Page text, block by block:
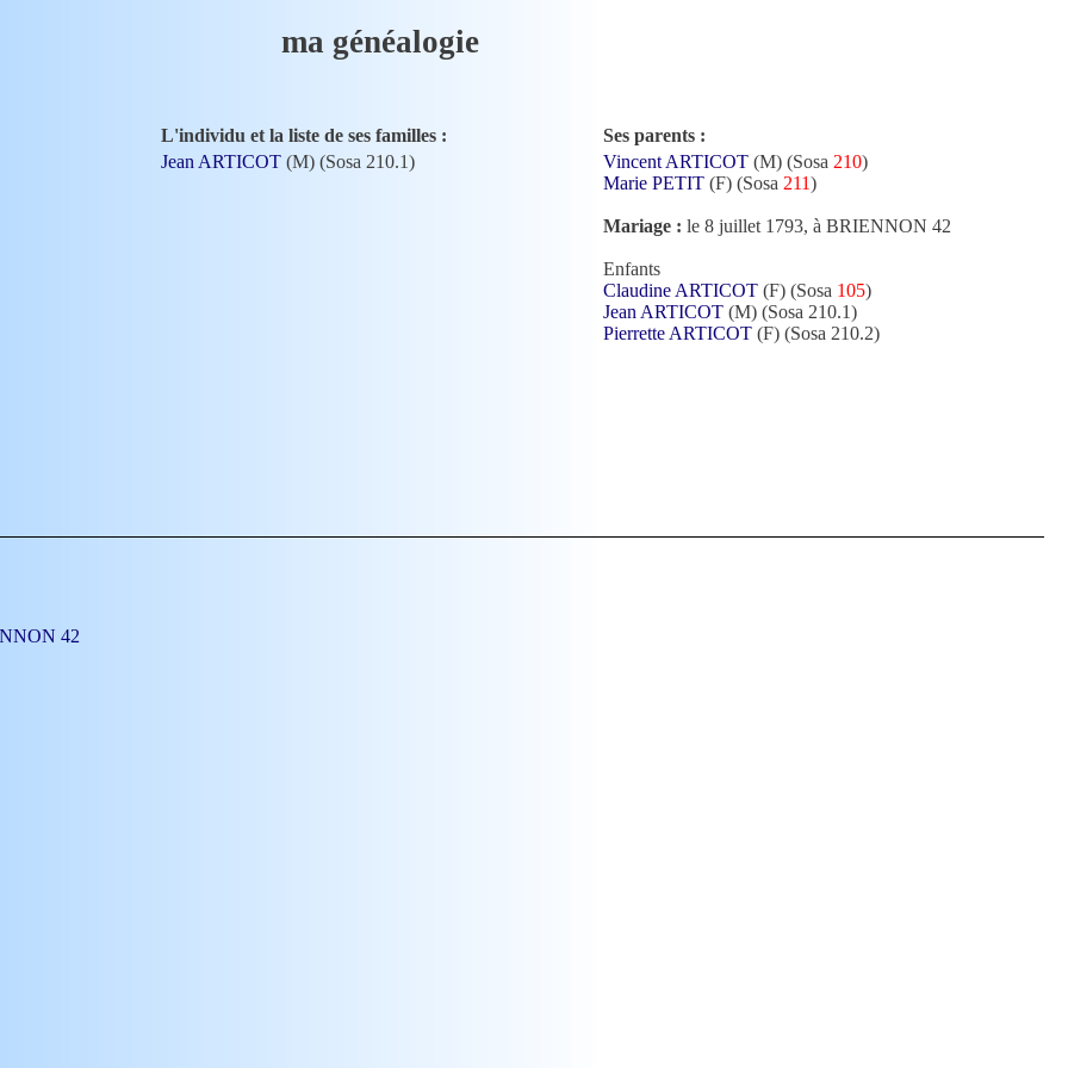
ma généalogie
L'individu et la liste de ses familles :
Ses parents :
Jean ARTICOT (M) (Sosa 210.1) Vincent ARTICOT (M) (Sosa 210)
Marie PETIT (F) (Sosa 211)
Mariage : le 8 juillet 1793, à BRIENNON 42
Enfants
Claudine ARTICOT (F) (Sosa 105)
Jean ARTICOT (M) (Sosa 210.1)
Pierrette ARTICOT (F) (Sosa 210.2)
42